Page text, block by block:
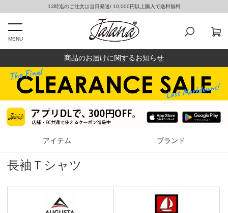
13時迄のご注文は当日発送/ 10,000円以上購入で送料無料
MENU
商品のお届けに関するお知らせ
アイテム ブランド
長袖Ｔシャツ